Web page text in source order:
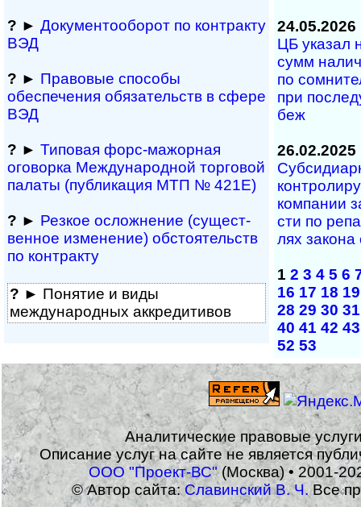
? ► Документооборот по контракту
ВЭД
? ► Правовые способы
обеспечения обяза­тельств в сфере
ВЭД
? ► Типовая форс-мажор­ная
оговорка Междуна­род­ной торговой
палаты (публикация МТП № 421Е)
? ► Резкое осложнение (сущест­
вен­ное измене­ние) обсто­ятельств
по контракту
? ► Понятие и виды
международных аккредитивов
24.05.2026
ЦБ указал
сумм
по
при
беж
26.02.2025
ком­па­нии
с­ти по
лях за­ко­на
1 2 3 4 5 6
16 17 18 19
28 29 30 31
40 41 42 43
52 53
Аналитические правовые
Описание услуг на сайте не является
ООО "Проект-ВС"(Москва) • 2001-
© Автор сайта:Славинский В. Ч.Все